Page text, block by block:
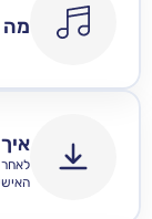
מה כולל
איך מקבלים
לאחר התשלום